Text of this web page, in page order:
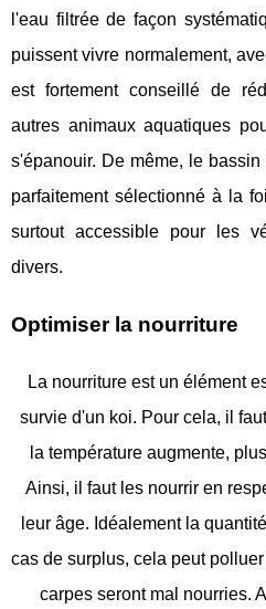
l'eau filtrée de façon
puissent vivre normalement,
est fortement conseillé de
autres animaux aquatiques
s'épanouir. De même, le
parfaitement sélectionné à la
surtout accessible pour les
divers.
Optimiser la nourriture
La nourriture est un élément
survie d'un koi. Pour cela, il
la température augmente,
Ainsi, il faut les nourrir en
leur âge. Idéalement la
cas de surplus, cela peut
carpes seront mal nourries.